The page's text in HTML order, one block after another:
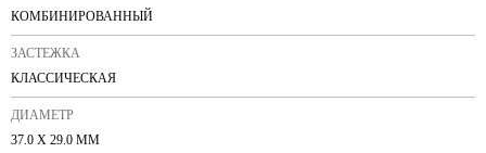
КОМБИНИРОВАННЫЙ
ЗАСТЕЖКА
КЛАССИЧЕСКАЯ
ДИАМЕТР
37.0 X 29.0 ММ